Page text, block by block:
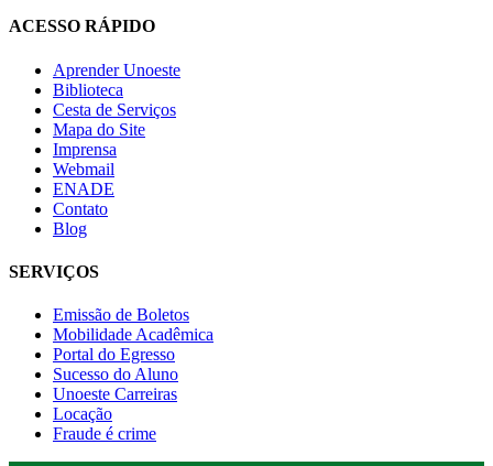
ACESSO RÁPIDO
Aprender Unoeste
Biblioteca
Cesta de Serviços
Mapa do Site
Imprensa
Webmail
ENADE
Contato
Blog
SERVIÇOS
Emissão de Boletos
Mobilidade Acadêmica
Portal do Egresso
Sucesso do Aluno
Unoeste Carreiras
Locação
Fraude é crime